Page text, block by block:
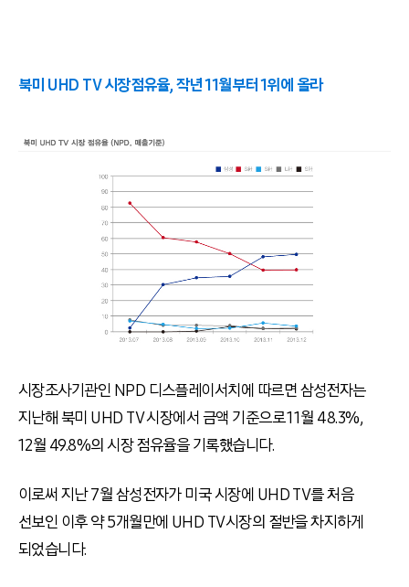
북미 UHD TV 시장점유율, 작년 11월부터 1위에 올라
시장조사기관인 NPD 디스플레이서치에 따르면 삼성전자는
지난해 북미 UHD TV 시장에서 금액 기준으로 11월 48.3%,
12월 49.8%의 시장 점유율을 기록했습니다.
이로써 지난 7월 삼성전자가 미국 시장에 UHD TV를 처음
선보인 이후 약 5개월만에 UHD TV시장의 절반을 차지하게
되었습니다.